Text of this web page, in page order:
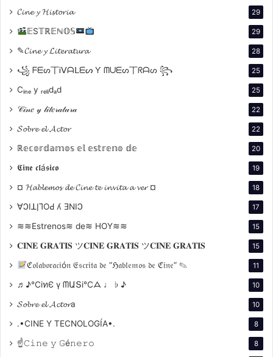
abril de ese año, nueve altos representantes de la dictadura militar
ilegal, tortura y asesinato. Los veredictos se anunciaron en
Mientras que Santiago Mitre creó un largometraje ( Argentina 1985 )
a partir del juicio, Ulises de la Orden se apega al material original y
elabora un documental de casi tres horas de duración: El juicio.– a
partir de imágenes de video de la sala del tribunal. Después de ver
más de 500 horas de material, el director lo condensó y estructuró
en este ingenioso montaje en espiral. Cuantos más testigos permite
que la película exprese su opinión, más irrefutable se vuelve que los
término “terror de Estado” es demasiado suave,
final, el fiscal Julio Strassera llama al juicio un «descenso» – a un
profundidad que uno no podría haber imaginado de antemano, y
que depende el poder de imaginar y de comprender.
FECHAS DE ESTRENO INTERNACIONAL
Estreno Mundial: Febrero 2023 – Berlinale
Estreno en USA: Febrero 2023 – MoMA’s Festival
𝓒𝓲𝓷𝓮 𝔂 𝓗𝓲𝓼𝓽𝓸𝓻𝓲𝓪 29
𝔼S𝕋ℝ𝔼ℕ𝕆𝕊 29
✎𝓒𝓲𝓷𝓮 𝔂 𝓛𝓲𝓽𝓮𝓻𝓪𝓽𝓾𝓻𝓪 28
꧁ ᖴᗴᔕ丅Ꭵᐯᗩᒪᗴᔕ Ƴ ᗰᑌᗴᔕ丅ᖇᗩᔕ ꧂ 25
Cᵢₙₑ y ᵣₑₗᵢdₐd 25
𝒞𝒾𝓃𝑒 𝓎 𝓁𝒾𝓉𝑒𝓇𝒶𝓉𝓊𝓇𝒶 22
𝓢𝓸𝓫𝓻𝓮 𝓮𝓵 𝓐𝓬𝓽𝓸𝓻 22
ℝ𝕖𝕔𝕠𝕣𝕕𝕒𝕞𝕠𝕤 𝕖𝕝 𝕖𝕤𝕥𝕣𝕖𝕟𝕠 𝕕𝕖 20
𝕮𝖎𝖓𝖊 𝖈𝖑á𝖘𝖎𝖈𝖔 19
¤ 𝓗𝓪𝓫𝓵𝓮𝓶𝓸𝓼 𝓭𝓮 𝓒𝓲𝓷𝓮 𝓽𝓮 𝓲𝓷𝓿𝓲𝓽𝓪 𝓪 𝓿𝓮𝓻 ¤ 18
∀ϽIꓕI̗⅂OԀ ʎ ƎNIϽ 17
≋≋Estrenos≋ de≋ HOY≋≋ 15
𝐂𝐈𝐍𝐄 𝐆𝐑𝐀𝐓𝐈𝐒 ツ𝐂𝐈𝐍𝐄 𝐆𝐑𝐀𝐓𝐈𝐒 ツ𝐂𝐈𝐍𝐄 𝐆𝐑𝐀𝐓𝐈𝐒 15
ℭ𝔬𝔩𝔞𝔟𝔬𝔯𝔞𝔠𝔦ó𝔫 𝔈𝔰𝔠𝔯𝔦𝔱𝔞 𝔡𝔢 “ℌ𝔞𝔟𝔩𝔢𝔪𝔬𝔰 𝔡𝔢 ℭ𝔦𝔫𝔢” ✎ 11
♬♪℃іทЄ ү ᗰԱՏі℃ᗋ ♩ ♭ ♪ 10
𝓢𝓸𝓫𝓻𝓮 𝓮𝓵 𝓐𝓬𝓽𝓸𝓻a 10
.•CINE Y TECNOLOGÍA•. 8
☝𝙲𝚒𝚗𝚎 𝚢 𝙶é𝚗𝚎𝚛𝚘 8